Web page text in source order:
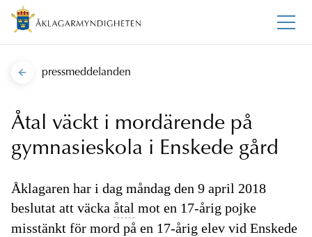
pressmeddelanden
Åtal väckt i mordärende på
gymnasieskola i Enskede gård
Åklagaren har i dag måndag den 9 april 2018
beslutat att väcka åtal mot en 17-årig pojke
misstänkt för mord på en 17-årig elev vid Enskede